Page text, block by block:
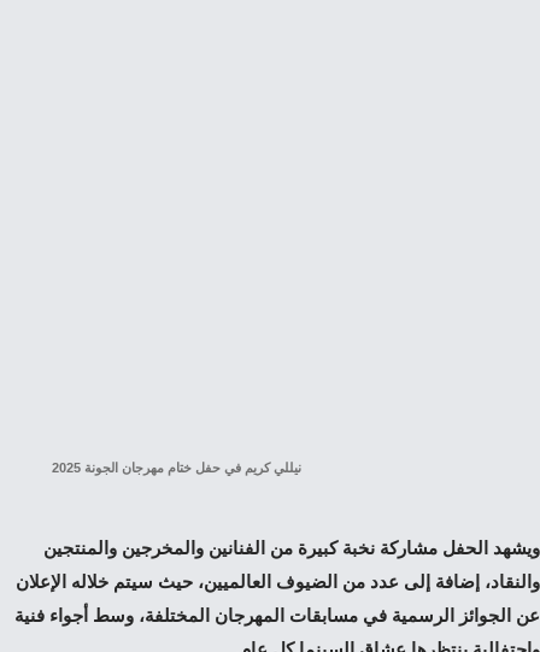
نيللي كريم في حفل ختام مهرجان الجونة 2025
ويشهد الحفل مشاركة نخبة كبيرة من الفنانين والمخرجين والمنتجين
والنقاد، إضافة إلى عدد من الضيوف العالميين، حيث سيتم خلاله الإعلان
عن الجوائز الرسمية في مسابقات المهرجان المختلفة، وسط أجواء فنية